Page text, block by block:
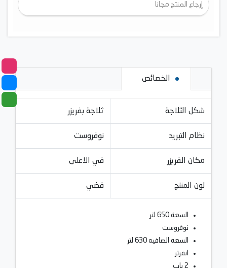
إرجاع المنتج مجانا
الخصائص
شكل الثلاجة ثلاجة بفريزر
نظام التبريد نوفروست
مكان الفريزر في الاعلى
لون المنتج فضي
السعة 650 لتر
نوفروست
السعه الصافيه 630 لتر
انفرتر
2 باب